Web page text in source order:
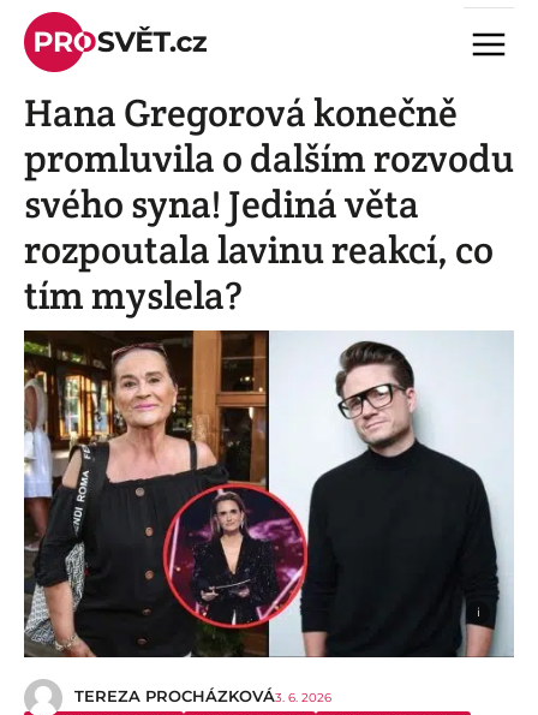
Skip
content
Menu
Hana Gregorová konečně
promluvila o dalším rozvodu
svého syna! Jediná věta
rozpoutala lavinu reakcí, co
tím myslela?
i
TEREZA PROCHÁZKOVÁ3. 6. 2026